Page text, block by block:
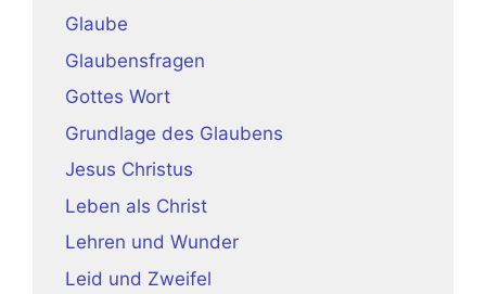
Glaube
Glaubensfragen
Gottes Wort
Grundlage des Glaubens
Jesus Christus
Leben als Christ
Lehren und Wunder
Leid und Zweifel